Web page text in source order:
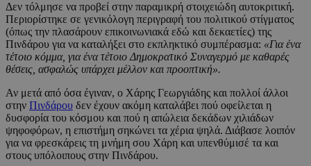
Δεν τόλμησε να προβεί στην παραμικρή στοιχειώδη αυτοκριτική.
Περιορίστηκε σε γενικόλογη περιγραφή του πολιτικού στίγματος
(όπως την πλασάρουν επικοινωνιακά εδώ και δεκαετίες) της
Πινδάρου για να καταλήξει στο εκπληκτικό συμπέρασμα: «Για ένα
τέτοιο κόμμα, για ένα τέτοιο Δημοκρατικό Συναγερμό με καθαρές
θέσεις, ασφαλώς υπάρχει μέλλον και προοπτική».
Αν μετά από όσα έγιναν, ο Χάρης Γεωργιάδης και πολλοί άλλοι
στην Πινδάρου δεν έχουν ακόμη καταλάβει πού οφείλεται η
δυσφορία του κόσμου και πού η απώλεια δεκάδων χιλιάδων
ψηφοφόρων, η επιστήμη σηκώνει τα χέρια ψηλά. Διάβασε λοιπόν
για να φρεσκάρεις τη μνήμη σου Χάρη και υπενθύμισέ τα και
στους υπόλοιπους στην Πινδάρου.